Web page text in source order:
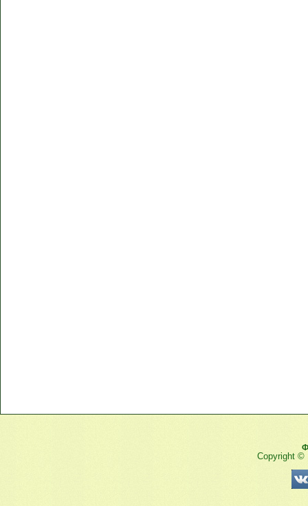
Copyright ©